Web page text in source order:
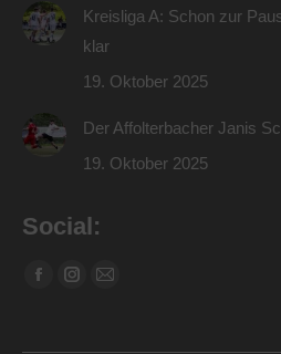
Kreisliga A: Schon zur
klar
19. Oktober 2025
Der Affolterbacher Janis
19. Oktober 2025
Social:
Finden Sie uns auf:
Facebook
Instagram
E-